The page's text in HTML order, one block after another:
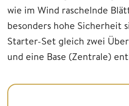
wie im Wind raschelnde
besonders hohe Sicherheit
Starter-Set gleich zwei
und eine Base (Zentrale)